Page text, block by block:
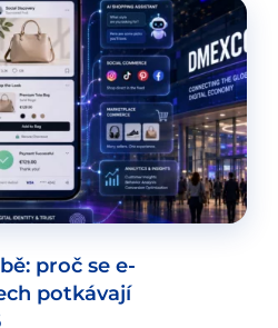
proč se e-
potkávají